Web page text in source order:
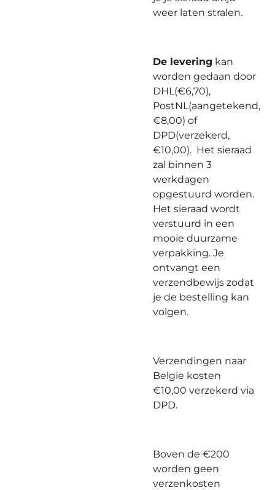
weer laten stralen.
De levering kan
worden gedaan door
DHL(€6,70),
PostNL(aangetekend,
€8,00) of
DPD(verzekerd,
€10,00). Het sieraad
zal binnen 3
werkdagen
opgestuurd worden.
Het sieraad wordt
verstuurd in een
mooie duurzame
verpakking. Je
ontvangt een
verzendbewijs zodat
je de bestelling kan
volgen.
Verzendingen naar
Belgie kosten
€10,00 verzekerd via
DPD.
Boven de €200
worden geen
verzenkosten